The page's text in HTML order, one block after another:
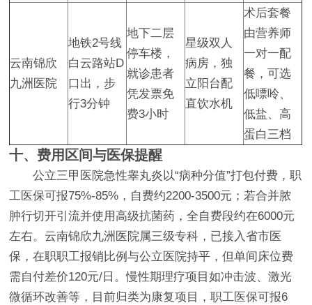
云南锦欣
九洲医院
地铁2号线
白云路站D
口出，步
行3分钟
地下二层
停车楼，
就诊患者
凭发票免
费3小时
星级双人
病房，独
立阳台配
直饮水机
术后套餐
由营养师
一对一配
餐，可选
低嘌呤、
低盐、高
蛋白三档
十、费用区间与医保提醒
公立三甲医院急性睾丸炎以“病种分值”打包付费，职
工医保可报75%-85%，自费约2200-3500元；若合并脓
肿行切开引流并使用高级抗菌药，全自费段约在6000元
左右。云南锦欣九洲医院属三级专科，已接入省市医
保，在职职工报销比例与公立医院持平，但单间床位费
需自付差价120元/日。慢性期理疗项目如冲击波、激光
微循环改善等，目前归类为康复项目，职工医保可报6